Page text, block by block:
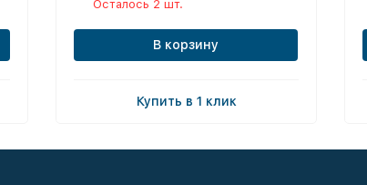
Осталось 2 шт.
В корзину
Купить в 1 клик